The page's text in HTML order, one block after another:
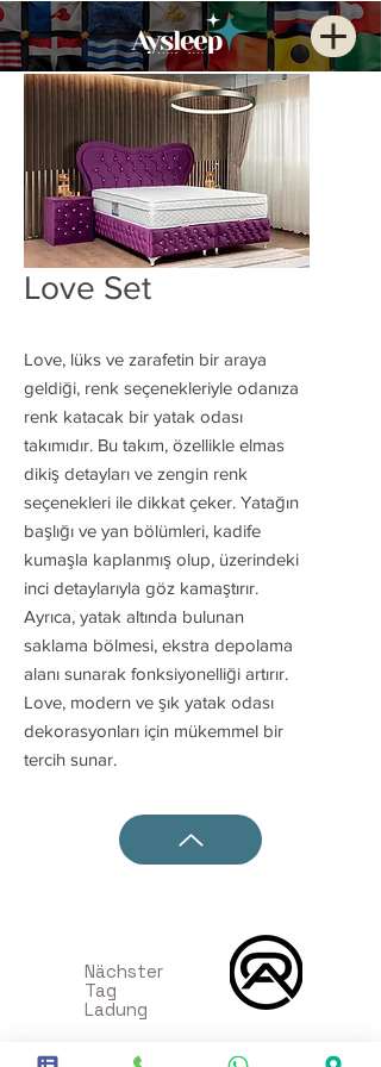
Love Set
Love, lüks ve zarafetin bir araya
geldiği, renk seçenekleriyle odanıza
renk katacak bir yatak odası
takımıdır. Bu takım, özellikle elmas
dikiş detayları ve zengin renk
seçenekleri ile dikkat çeker. Yatağın
başlığı ve yan bölümleri, kadife
kumaşla kaplanmış olup, üzerindeki
inci detaylarıyla göz kamaştırır.
Ayrıca, yatak altında bulunan
saklama bölmesi, ekstra depolama
alanı sunarak fonksiyonelliği artırır.
Love, modern ve şık yatak odası
dekorasyonları için mükemmel bir
tercih sunar.
Nächster
Tag
Ladung